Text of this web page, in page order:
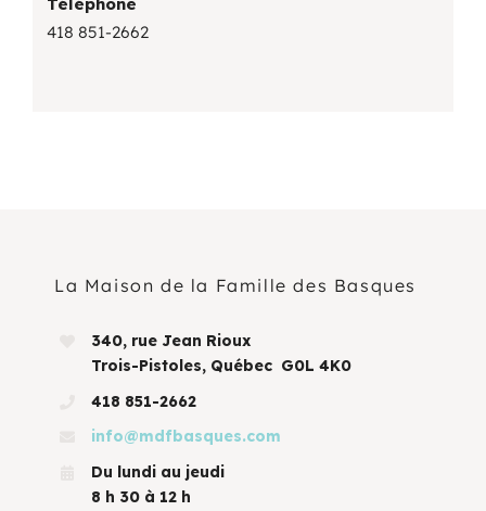
Téléphone
418 851-2662
La Maison de la Famille des Basques
340, rue Jean Rioux
Trois-Pistoles, Québec G0L 4K0
418 851-2662
info@mdfbasques.com
Du lundi au jeudi
8 h 30 à 12 h